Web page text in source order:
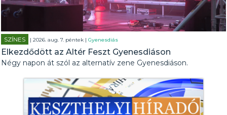
SZÍNES | 2026. aug. 7. péntek |Gyenesdiás
Elkezdődött az Altér Feszt Gyenesdiáson
Négy napon át szól az alternatív zene Gyenesdiáson.